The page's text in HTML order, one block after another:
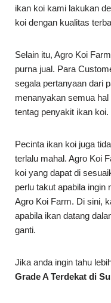
ikan koi kami lakukan
koi dengan kualitas
Selain itu, Agro Koi
purna jual. Para
segala pertanyaan dari
menanyakan semua
tentag penyakit ikan koi.
Pecinta ikan koi juga
terlalu mahal. Agro Koi
koi yang dapat di
perlu takut apabila ingin
Agro Koi Farm. Di sini,
apabila ikan datang
ganti.
Jika anda ingin tahu
Grade A Terdekat di